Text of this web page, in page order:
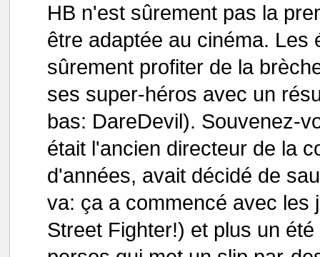
HB n'est sûrement pas la
être adaptée au cinéma. Les
sûrement profiter de la
ses super-héros avec un
bas: DareDevil). Souvenez-
était l'ancien directeur de la
d'années, avait décidé de
va: ça a commencé avec les
Street Fighter!) et plus un